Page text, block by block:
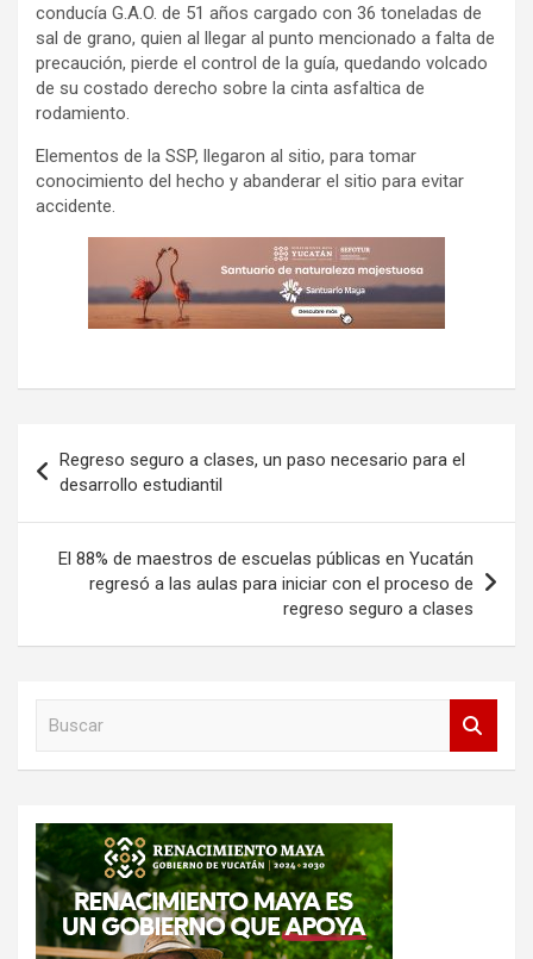
conducía G.A.O. de 51 años cargado con 36 toneladas de
sal de grano, quien al llegar al punto mencionado a falta de
precaución, pierde el control de la guía, quedando volcado
de su costado derecho sobre la cinta asfaltica de
rodamiento.
Elementos de la SSP, llegaron al sitio, para tomar
conocimiento del hecho y abanderar el sitio para evitar
accidente.
de
entradas
Regreso seguro a clases, un paso necesario para el
desarrollo estudiantil
El 88% de maestros de escuelas públicas en Yucatán
regresó a las aulas para iniciar con el proceso de
regreso seguro a clases
r